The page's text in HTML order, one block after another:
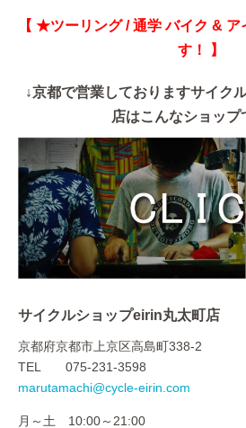
【 ★ツーリング / 通学 バイク & ア
す！ 】
↓京都で営業しておりますサイク
店はこんなショップ
サイクルショップeirin丸太町店
京都府京都市上京区高島町338-2
TEL 075-231-3598
marutamachi@cycle-eirin.com
月～土 10:00～21:00